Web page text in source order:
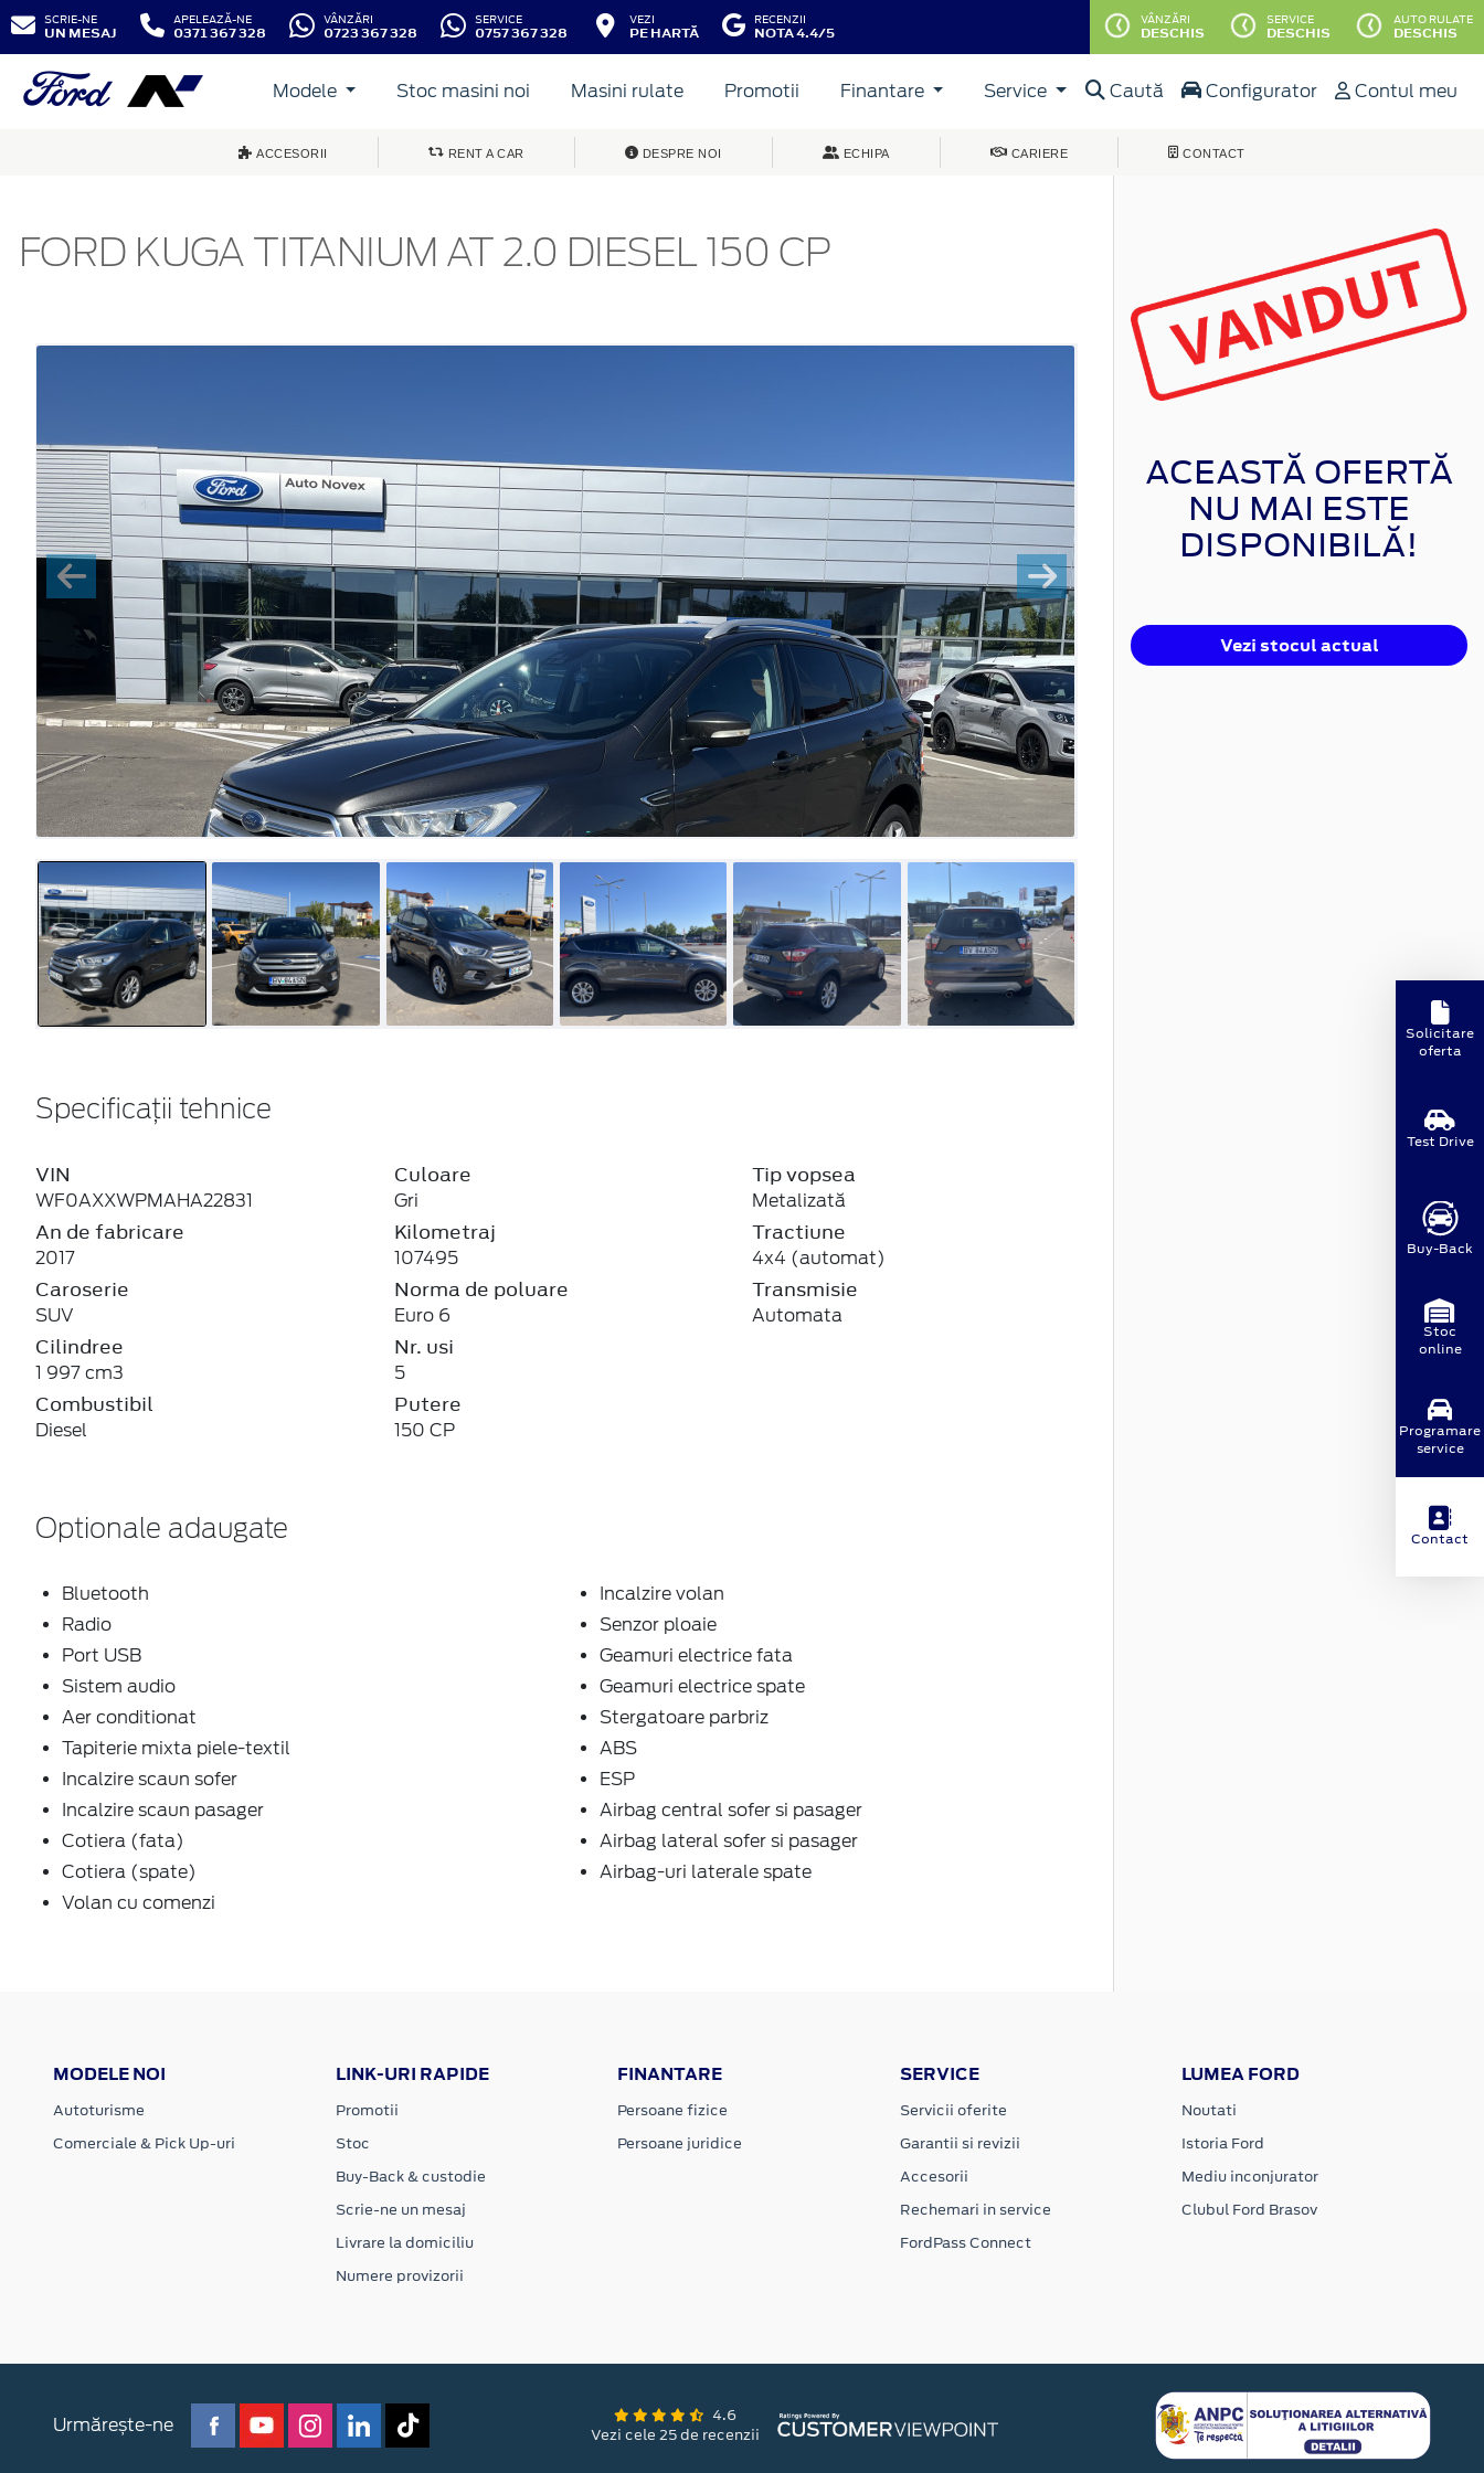
SCRIE-NE
UN MESAJ
APELEAZĂ-NE
0371 367 328
VÂNZĂRI
0723 367 328
SERVICE
0757 367 328
VEZI
PE HARTĂ
RECENZII
NOTA 4.4/5
VÂNZĂRI
DESCHIS
SERVICE
DESCHIS
AUTO RULATE
DESCHIS
Modele Stoc masini noi Masini rulate Promotii Finantare Service Caută Configurator Contul meu
ACCESORII RENT A CAR DESPRE NOI ECHIPA CARIERE CONTACT
FORD KUGA TITANIUM AT 2.0 DIESEL 150 CP
Specificații tehnice
VIN
WF0AXXWPMAHA22831
An de fabricare
2017
Caroserie
SUV
Cilindree
1 997 cm3
Combustibil
Diesel
Culoare
Gri
Kilometraj
107495
Norma de poluare
Euro 6
Nr. usi
5
Putere
150 CP
Tip vopsea
Metalizată
Tractiune
4x4 (automat)
Transmisie
Automata
Optionale adaugate
Bluetooth
Radio
Port USB
Sistem audio
Aer conditionat
Tapiterie mixta piele-textil
Incalzire scaun sofer
Incalzire scaun pasager
Cotiera (fata)
Cotiera (spate)
Volan cu comenzi
Incalzire volan
Senzor ploaie
Geamuri electrice fata
Geamuri electrice spate
Stergatoare parbriz
ABS
ESP
Airbag central sofer si pasager
Airbag lateral sofer si pasager
Airbag-uri laterale spate
ACEASTĂ OFERTĂ
NU MAI ESTE
DISPONIBILĂ!
Vezi stocul actual
MODELE NOI
Autoturisme
Comerciale & Pick Up-uri
LINK-URI RAPIDE
Promotii
Stoc
Buy-Back & custodie
Scrie-ne un mesaj
Livrare la domiciliu
Numere provizorii
FINANTARE
Persoane fizice
Persoane juridice
SERVICE
Servicii oferite
Garantii si revizii
Accesorii
Rechemari in service
FordPass Connect
LUMEA FORD
Noutati
Istoria Ford
Mediu inconjurator
Clubul Ford Brasov
Urmărește-ne
4.6
Vezi cele 25 de recenzii
Solicitare
oferta
Test Drive
Buy-Back
Stoc
online
Programare
service
Contact